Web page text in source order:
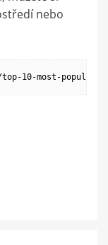
nebo
10-most-popular-